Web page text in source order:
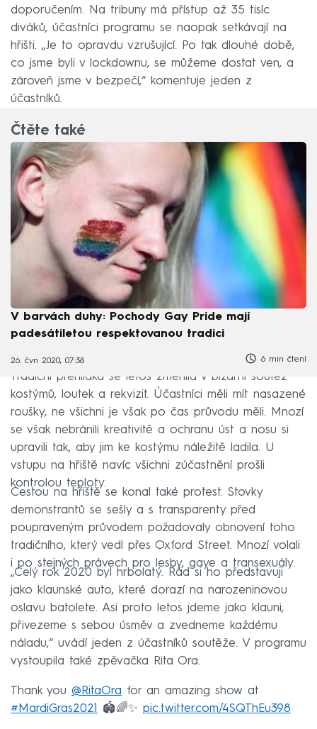
doporučením. Na tribuny má přístup až 35 tisíc
diváků, účastníci programu se naopak setkávají na
hřišti. „Je to opravdu vzrušující. Po tak dlouhé době,
co jsme byli v lockdownu, se můžeme dostat ven, a
zároveň jsme v bezpečí,“ komentuje jeden z
účastníků.
Čtěte také
V barvách duhy: Pochody Gay Pride mají
padesátiletou respektovanou tradici
26. čvn 2020, 07:38 6 min čtení
Tradiční přehlídka se letos změnila v bizarní soutěž
kostýmů, loutek a rekvizit. Účastníci měli mít nasazené
roušky, ne všichni je však po čas průvodu měli. Mnozí
se však nebránili kreativitě a ochranu úst a nosu si
upravili tak, aby jim ke kostýmu náležitě ladila. U
vstupu na hřiště navíc všichni zúčastnění prošli
kontrolou teploty.
Cestou na hřiště se konal také protest. Stovky
demonstrantů se sešly a s transparenty před
poupraveným průvodem požadovaly obnovení toho
tradičního, který vedl přes Oxford Street. Mnozí volali
i po stejných právech pro lesby, gaye a transexuály.
„Celý rok 2020 byl hrbolatý. Rád si ho představuji
jako klaunské auto, které dorazí na narozeninovou
oslavu batolete. Asi proto letos jdeme jako klauni,
přivezeme s sebou úsměv a zvedneme každému
náladu,“ uvádí jeden z účastníků soutěže. V programu
vystoupila také zpěvačka Rita Ora.
Thank you @RitaOra for an amazing show at
#MardiGras2021
🏟🌈✨ pic.twitter.com/4SQThEu398